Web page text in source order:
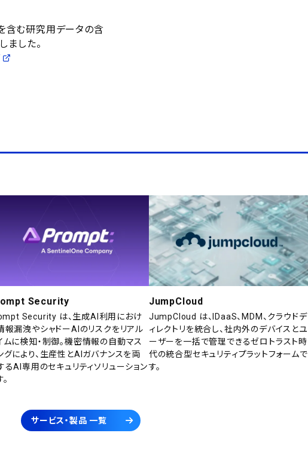
含む研究用データの含
ました。
Security
Security は、生成AI利用におけ
報漏洩やシャドーAIのリスクをリアル
ムに検知・制御。機密情報の自動マス
グにより、生産性とAIガバナンスを両
るAI専用のセキュリティソリューション
JumpCloud
JumpCloud は、IDaaS、MDM、クラウドデ
ィレクトリを統合し、社内外のデバイスとユ
ーザーを一括で管理できるゼロトラスト時
代の統合型セキュリティプラットフォームで
す。
サービス・製品 一覧